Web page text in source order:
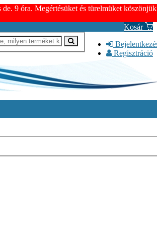
9 óra. Megértésüket és türelmüket köszönjük
Kosár
Regisztráció